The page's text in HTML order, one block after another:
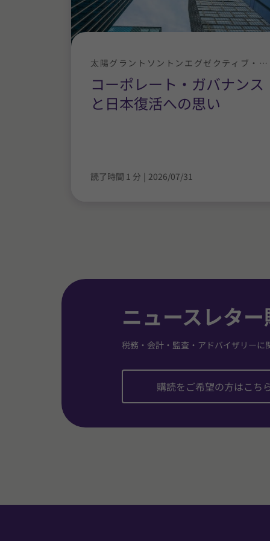
コーポレート・ガバナンス
と日本復活への思い
太陽グラントソントンエグゼクティブ・ニュース
読了時間 1 分 | 2026/07/31
ニュースレタ
税務・会計・監査・アドバイザリーに
購読をご希望の方はこち